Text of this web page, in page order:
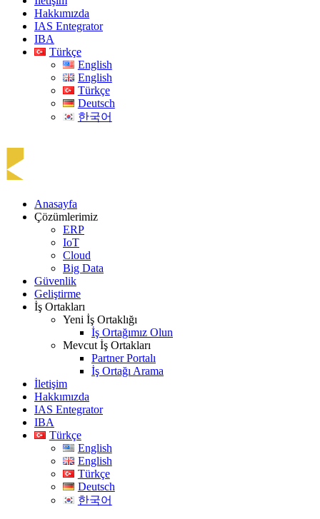
Hakkımızda
IAS Entegrator
IBA
Türkçe
English
English
Türkçe
Deutsch
한국어
Anasayfa
Çözümlerimiz
ERP
IoT
Cloud
Big Data
Güvenlik
Geliştirme
İş Ortakları
Yeni İş Ortaklığı
İş Ortağımız Olun
Mevcut İş Ortakları
Partner Portalı
İş Ortağı Arama
İletişim
Hakkımızda
IAS Entegrator
IBA
Türkçe
English
English
Türkçe
Deutsch
한국어